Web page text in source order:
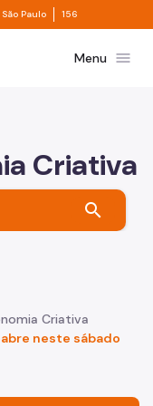
à informação
Paulo Divisor de
156
Menu menu
Criativa
search
Criativa
neste sábado